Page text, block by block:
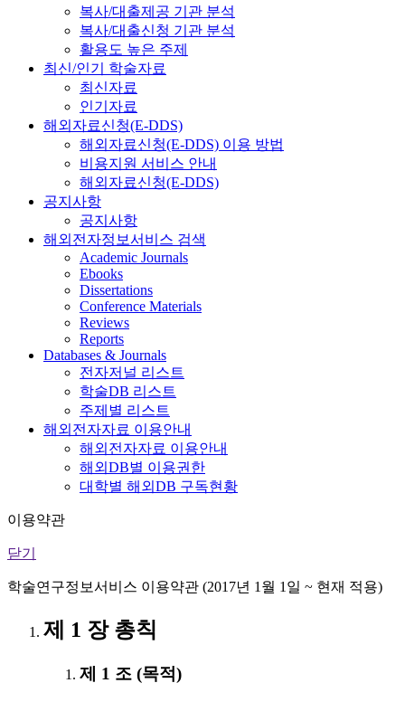
복사/대출제공 기관 분석
복사/대출신청 기관 분석
활용도 높은 주제
최신/인기 학술자료
최신자료
인기자료
해외자료신청(E-DDS)
해외자료신청(E-DDS) 이용 방법
비용지원 서비스 안내
해외자료신청(E-DDS)
공지사항
공지사항
해외전자정보서비스 검색
Academic Journals
Ebooks
Dissertations
Conference Materials
Reviews
Reports
Databases & Journals
전자저널 리스트
학술DB 리스트
주제별 리스트
해외전자자료 이용안내
해외전자자료 이용안내
해외DB별 이용권한
대학별 해외DB 구독현황
이용약관
닫기
학술연구정보서비스 이용약관 (2017년 1월 1일 ~ 현재 적용)
제 1 장 총칙
제 1 조 (목적)